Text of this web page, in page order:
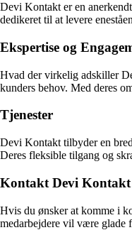
Devi Kontakt er en
dedikeret til at levere
Ekspertise og
Hvad der virkelig adskiller
kunders behov. Med deres
Tjenester
Devi Kontakt tilbyder en
Deres fleksible tilgang og
Kontakt Devi Kontakt
Hvis du ønsker at komme i
medarbejdere vil være glade